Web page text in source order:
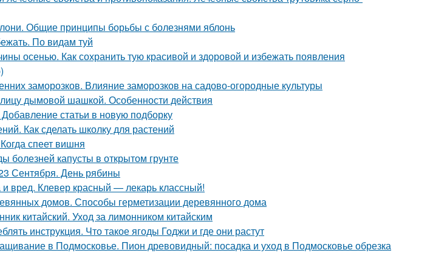
Общие принципы борьбы с болезнями яблонь
По видам туй
осенью. Как сохранить тую красивой и здоровой и избежать появления
заморозков. Влияние заморозков на садово-огородные культуры
дымовой шашкой. Особенности действия
статьи в новую подборку
Как сделать школку для растений
спеет вишня
болезней капусты в открытом грунте
Сентября. День рябины
вред. Клевер красный — лекарь классный!
домов. Способы герметизации деревянного дома
китайский. Уход за лимонником китайским
инструкция. Что такое ягоды Годжи и где они растут
в Подмосковье. Пион древовидный: посадка и уход в Подмосковье обрезка